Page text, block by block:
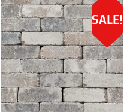
SALE!